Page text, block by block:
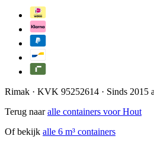
Rimak · KVK 95252614 · Sinds 2015
Terug naar alle containers voorHout
Of bekijk alle 6 m³ containers